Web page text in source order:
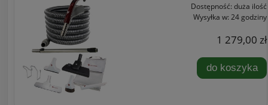
Dostępność: duża ilość
Wysyłka w: 24 godziny
1 279,00 zł
do koszyka